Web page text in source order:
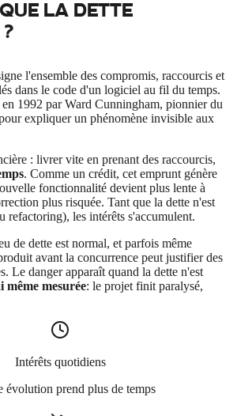
LA DETTE
?
l'ensemble des compromis, raccourcis et
dans le code d'un logiciel au fil du temps.
1992 par Ward Cunningham, pionnier du
expliquer un phénomène invisible aux
: livrer vite en prenant des raccourcis,
. Comme un crédit, cet emprunt génère
fonctionnalité devient plus lente à
plus risquée. Tant que la dette n'est
refactoring), les intérêts s'accumulent.
de dette est normal, et parfois même
avant la concurrence peut justifier des
Le danger apparaît quand la dette n'est
même mesurée: le projet finit paralysé,
Intérêts quotidiens
évolution prend plus de temps